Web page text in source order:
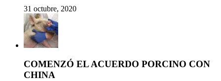
31 octubre, 2020
COMENZÓ EL ACUERDO PORCINO CON
CHINA